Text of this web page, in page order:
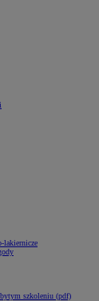
lakiernicze
szkoleniu (pdf)